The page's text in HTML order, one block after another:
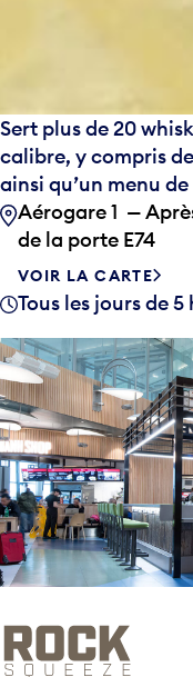
Sert plus de 20
calibre, y compris
ainsi qu’un menu
Aérogare 1 —
de la porte E74
VOIR LA CARTE
Tous les jours de 5